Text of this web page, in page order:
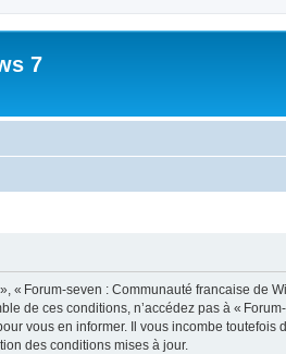
7
« Forum-seven : Communauté francaise de
de ces conditions, n’accédez pas à «
vous en informer. Il vous incombe
des conditions mises à jour.